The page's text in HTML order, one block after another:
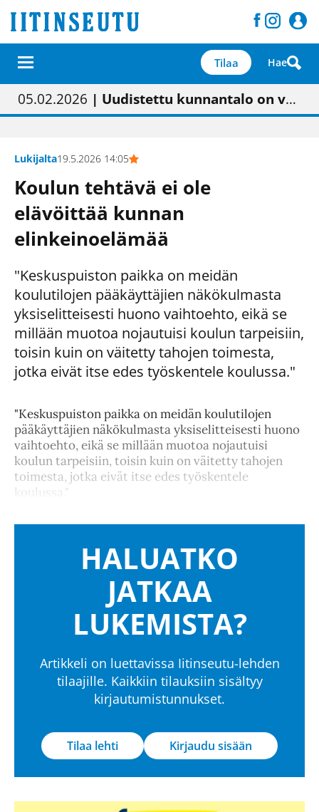
Tilaa Hae
01.02.2026 | Painon vaihtumisen pitäisi näkyä hieman parempana painojäljen laatuna lehdessä
05.02.2026 | Uudistettu kunnantalo on valoisa
23.04.2026 | “Olemme käynnistämässä uudelleen keskustavisiotyön”
09.05.2026| "Maalla on totuttu elämään omavaraisemmin kuin kaupungissa"
Lukijalta19.5.2026 14:05
Koulun tehtävä ei ole
elävöittää kunnan
elinkeinoelämää
"Keskuspuiston paikka on meidän
koulutilojen pääkäyttäjien näkökulmasta
yksiselitteisesti huono vaihtoehto, eikä se
millään muotoa nojautuisi koulun tarpeisiin,
toisin kuin on väitetty tahojen toimesta,
jotka eivät itse edes työskentele koulussa."
"Keskuspuiston paikka on meidän koulutilojen
pääkäyttäjien näkökulmasta yksiselitteisesti huono
vaihtoehto, eikä se millään muotoa nojautuisi
koulun tarpeisiin, toisin kuin on väitetty tahojen
toimesta, jotka eivät itse edes työskentele
koulussa."
HALUATKO
JATKAA
LUKEMISTA?
Artikkeli on luettavissa Iitinseutu-lehden
tilaajille. Kaikkiin tilauksiin sisältyy
kirjautumistunnukset.
Tilaa lehti Kirjaudu sisään